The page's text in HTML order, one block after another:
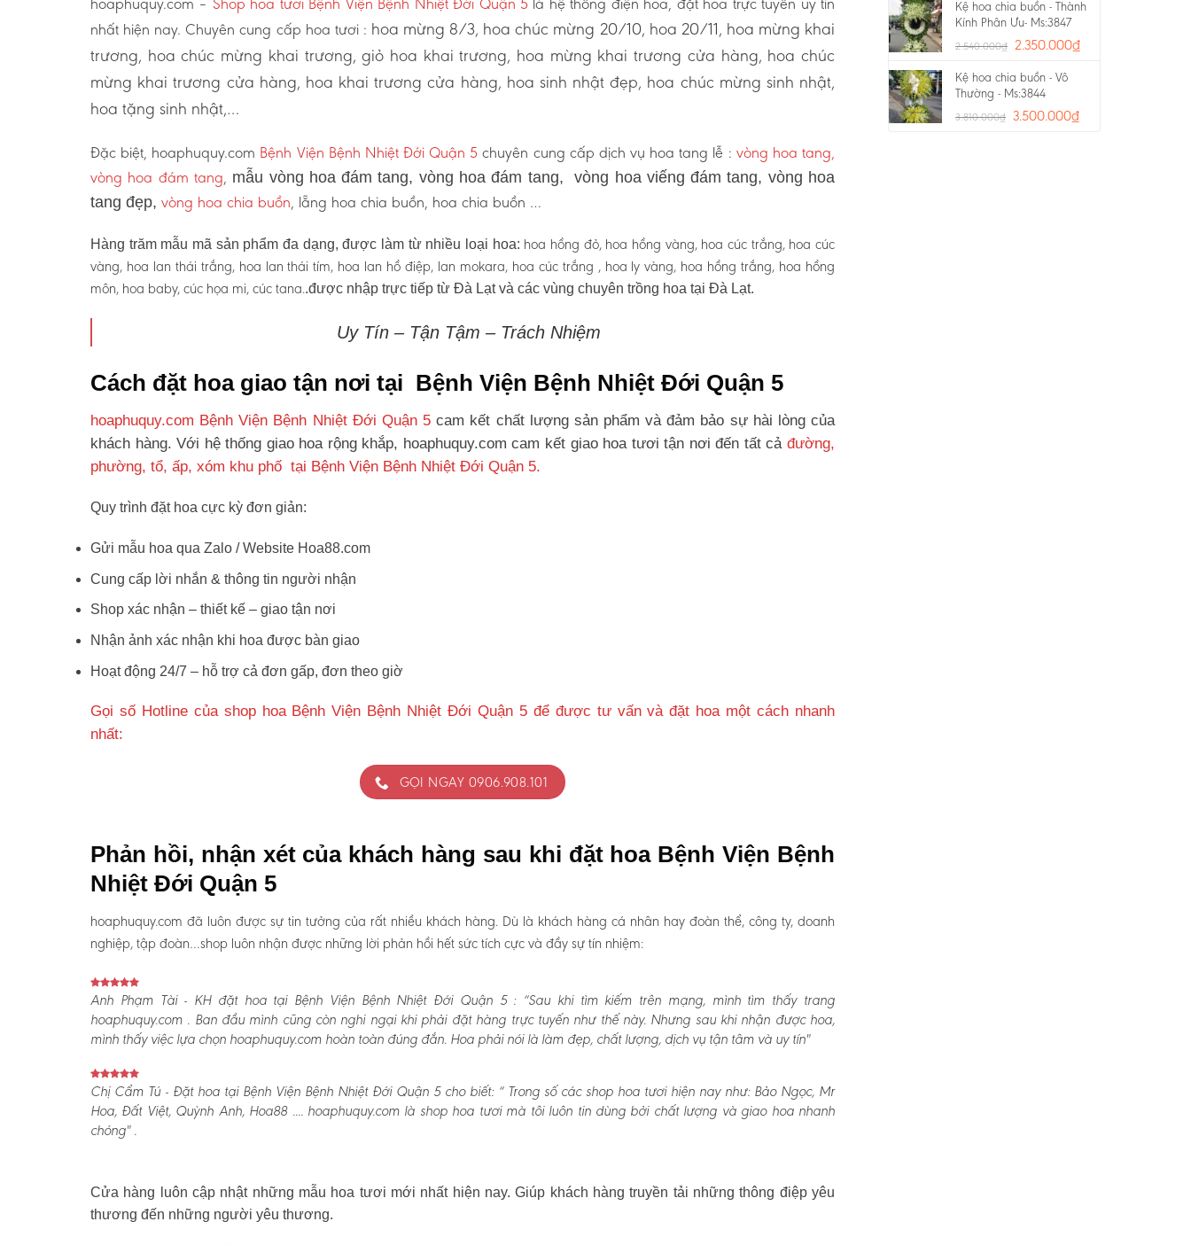
nhất hiện nay. Chuyên cung cấp hoa tươi : hoa mừng 8/3, hoa chúc mừng 20/10, hoa 20/11, hoa mừng khai
trương, hoa chúc mừng khai trương, giỏ hoa khai trương, hoa mừng khai trương cửa hàng, hoa chúc
mừng khai trương cửa hàng, hoa khai trương cửa hàng, hoa sinh nhật đẹp, hoa chúc mừng sinh nhật,
hoa tặng sinh nhật,…
Đặc biệt, hoaphuquy.com Bệnh Viện Bệnh Nhiệt Đới Quận 5 chuyên cung cấp dịch vụ hoa tang lễ : vòng hoa tang,
vòng hoa đám tang, mẫu vòng hoa đám tang, vòng hoa đám tang, vòng hoa viếng đám tang, vòng hoa
tang đẹp, vòng hoa chia buồn, lẵng hoa chia buồn, hoa chia buồn …
Hàng trăm mẫu mã sản phẩm đa dạng, được làm từ nhiều loại hoa: hoa hồng đỏ, hoa hồng vàng, hoa cúc trắng, hoa cúc
vàng, hoa lan thái trắng, hoa lan thái tím, hoa lan hồ điệp, lan mokara, hoa cúc trắng , hoa ly vàng, hoa hồng trắng, hoa hồng
môn, hoa baby, cúc họa mi, cúc tana..được nhập trực tiếp từ Đà Lạt và các vùng chuyên trồng hoa tại Đà Lạt.
Uy Tín – Tận Tậm – Trách Nhiệm
Cách đặt hoa giao tận nơi tại Bệnh Viện Bệnh Nhiệt Đới Quận 5
hoaphuquy.com Bệnh Viện Bệnh Nhiệt Đới Quận 5 cam kết chất lượng sản phẩm và đảm bảo sự hài lòng của
khách hàng. Với hệ thống giao hoa rộng khắp, hoaphuquy.com cam kết giao hoa tươi tận nơi đến tất cả đường,
phường, tổ, ấp, xóm khu phố tại Bệnh Viện Bệnh Nhiệt Đới Quận 5.
Quy trình đặt hoa cực kỳ đơn giản:
Gửi mẫu hoa qua Zalo / Website Hoa88.com
Cung cấp lời nhắn & thông tin người nhận
Shop xác nhận – thiết kế – giao tận nơi
Nhận ảnh xác nhận khi hoa được bàn giao
Hoạt động 24/7 – hỗ trợ cả đơn gấp, đơn theo giờ
Gọi số Hotline của shop hoa Bệnh Viện Bệnh Nhiệt Đới Quận 5 để được tư vấn và đặt hoa một cách nhanh
nhất:
GỌI NGAY 0906.908.101
Phản hồi, nhận xét của khách hàng sau khi đặt hoa Bệnh Viện Bệnh
Nhiệt Đới Quận 5
hoaphuquy.com đã luôn được sự tin tưởng của rất nhiều khách hàng. Dù là khách hàng cá nhân hay đoàn thể, công ty, doanh
nghiệp, tập đoàn…shop luôn nhận được những lời phản hồi hết sức tích cực và đầy sự tín nhiệm:
Anh Phạm Tài - KH đặt hoa tại Bệnh Viện Bệnh Nhiệt Đới Quận 5 :“Sau khi tìm kiếm trên mạng, mình tìm thấy trang
hoaphuquy.com . Ban đầu mình cũng còn nghi ngại khi phải đặt hàng trực tuyến như thế này. Nhưng sau khi nhận được hoa,
mình thấy việc lựa chọn hoaphuquy.com hoàn toàn đúng đắn. Hoa phải nói là làm đẹp, chất lượng, dịch vụ tận tâm và uy tín"
Chị Cẩm Tú - Đặt hoa tại Bệnh Viện Bệnh Nhiệt Đới Quận 5 cho biết:“ Trong số các shop hoa tươi hiện nay như: Bảo Ngọc, Mr
Hoa, Đất Việt, Quỳnh Anh, Hoa88 .... hoaphuquy.com là shop hoa tươi mà tôi luôn tin dùng bởi chất lượng và giao hoa nhanh
chóng" .
Cửa hàng luôn cập nhật những mẫu hoa tươi mới nhất hiện nay. Giúp khách hàng truyền tải những thông điệp yêu
thương đến những người yêu thương.
Kệ hoa chia buồn - Thành
Kính Phân Ưu- Ms:3847
2.540.000₫ 2.350.000₫
Kệ hoa chia buồn - Vô
Thường - Ms:3844
3.810.000₫ 3.500.000₫